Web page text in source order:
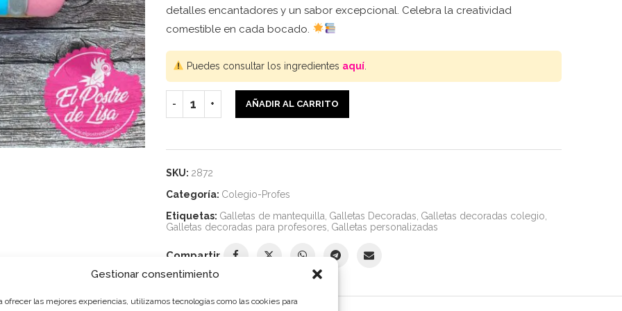
Gestionar consentimiento
ofrecer las mejores experiencias, utilizamos tecnologías como las cookies para
detalles encantadores y un sabor excepcional. Celebra la creatividad
comestible en cada bocado.
Puedes consultar los ingredientes aquí.
AÑADIR AL CARRITO
SKU: 2872
Categoría: Colegio-Profes
Etiquetas: Galletas de mantequilla Galletas Decoradas Galletas decoradas colegio
Galletas decoradas para profesores Galletas personalizadas
Compartir